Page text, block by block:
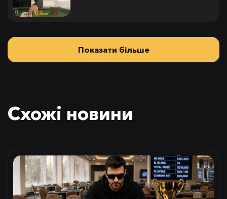
Показати більше
Схожі новини